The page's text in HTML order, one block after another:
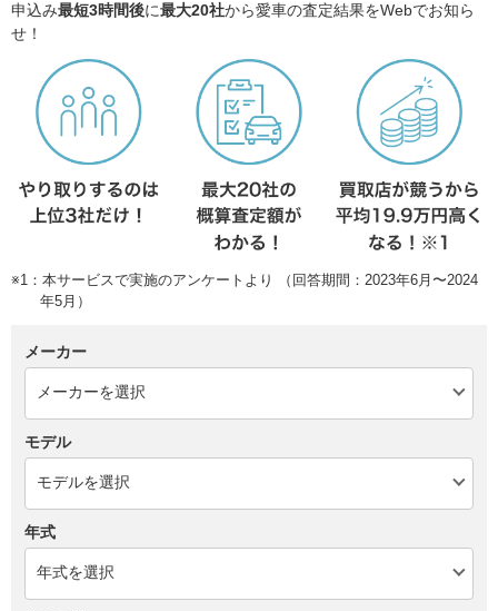
申込み最短3時間後に最大20社から愛車の査定結果をWebでお知ら
せ！
※1：本サービスで実施のアンケートより （回答期間：2023年6月〜2024
年5月）
メーカー
モデル
年式